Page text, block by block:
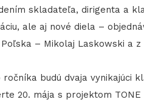
skladateľa, dirigenta a
ale aj nové diela –
– Mikolaj Laskowski a
budú dvaja vynikajúci
20. mája s projektom